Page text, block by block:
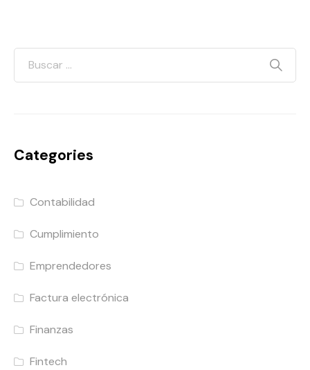
Categories
Contabilidad
Cumplimiento
Emprendedores
Factura electrónica
Finanzas
Fintech